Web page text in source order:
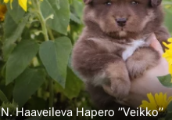
N. Haaveileva Hapero ”Veikko”